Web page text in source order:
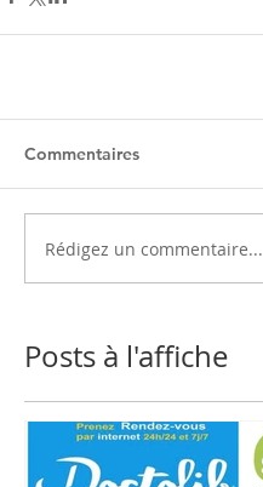
Commentaires
Rédigez un commentaire...
Posts à l'affiche